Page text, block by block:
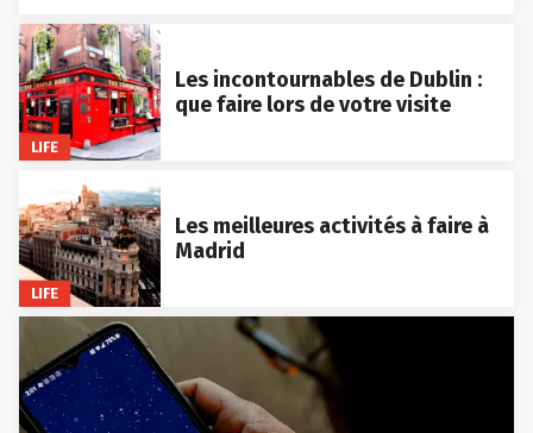
LIFE
Les incontournables de Dublin :
que faire lors de votre visite
LIFE
Les meilleures activités à faire à
Madrid